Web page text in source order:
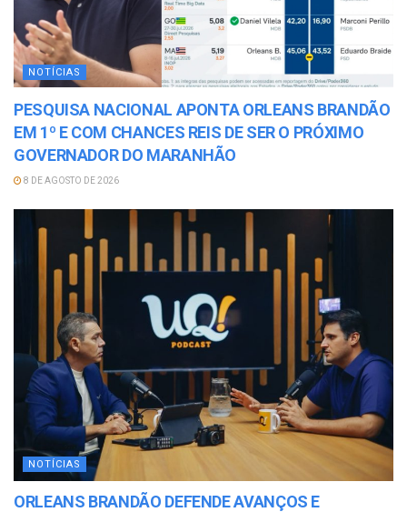
NOTÍCIAS
PESQUISA NACIONAL APONTA ORLEANS BRANDÃO
EM 1º E COM CHANCES REIS DE SER O PRÓXIMO
GOVERNADOR DO MARANHÃO
8 DE AGOSTO DE 2026
NOTÍCIAS
ORLEANS BRANDÃO DEFENDE AVANÇOS E